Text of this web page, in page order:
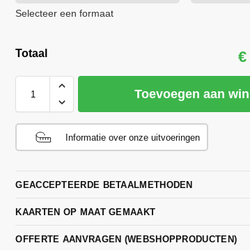
Selecteer een formaat
Totaal €
Toevoegen aan
Informatie over onze uitvoeringen
GEACCEPTEERDE BETAALMETHODEN
KAARTEN OP MAAT GEMAAKT
OFFERTE AANVRAGEN (WEBSHOPPRODUCTEN)